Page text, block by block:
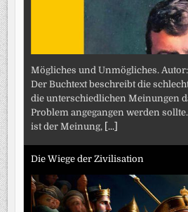
Mögliches und Unmögliches.
Der Buchtext beschreibt die
die unterschiedlichen Meinungen
Problem angegangen werden
ist der Meinung, [...]
Die Wiege der Zivilisation